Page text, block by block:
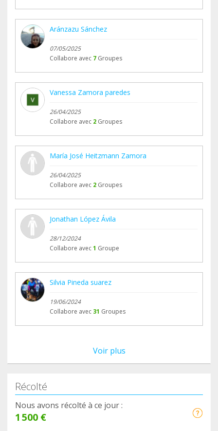
Aránzazu Sánchez
07/05/2025
Collabore avec 7 Groupes
Vanessa Zamora paredes
26/04/2025
Collabore avec 2 Groupes
María José Heitzmann Zamora
26/04/2025
Collabore avec 2 Groupes
Jonathan López Ávila
28/12/2024
Collabore avec1 Groupe
Silvia Pineda suarez
19/06/2024
Collabore avec 31 Groupes
Voir plus
Récolté
Nous avons récolté à ce jour :
1 500 €